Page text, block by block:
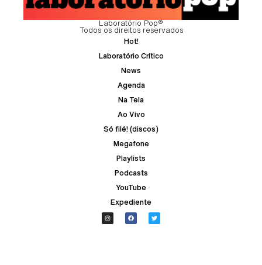
Laboratório Pop®
Todos os direitos reservados
Hot!
Laboratório Crítico
News
Agenda
Na Tela
Ao Vivo
Só filé! (discos)
Megafone
Playlists
Podcasts
YouTube
Expediente